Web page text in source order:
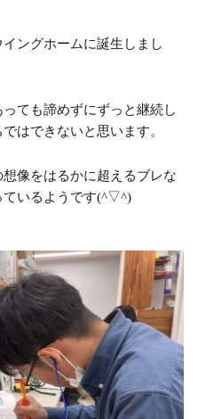
ングホームに誕生しまし
ても諦めずにずっと継続し
はできないと思います。
像をはるかに超えるブレな
ているようです(^▽^)